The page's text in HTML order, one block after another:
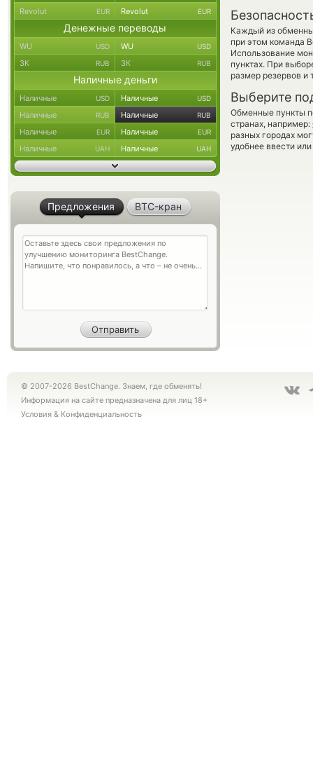
Каждый из
при этом команда
Использование
пунктах. При
размер резервов и
Выберите
Обменные пункты
странах, например:
разных городах
удобнее ввести
Revolut EUR Revolut EUR
Денежные переводы
WU USD WU USD
ЗК RUB ЗК RUB
Наличные деньги
Наличные USD Наличные USD
Наличные RUB Наличные RUB
Наличные EUR Наличные EUR
Наличные UAH Наличные UAH
Предложения BTC-кран
© 2007-2026 BestChange. Знаем, где обменять!
Информация на сайте предназначена для лиц 18+
Условия & Конфиденциальность